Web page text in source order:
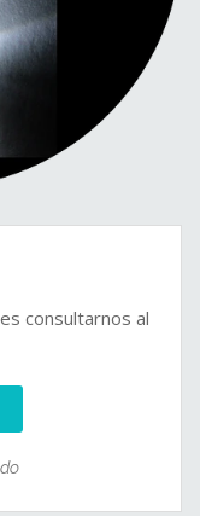
consultarnos al